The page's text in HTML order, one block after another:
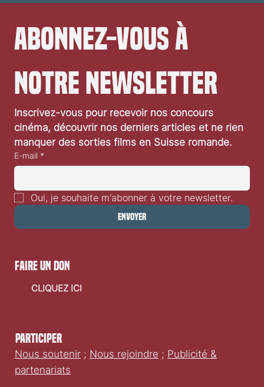
Abonnez-vous à
notre newsletter
Inscrivez-vous pour recevoir nos concours
cinéma, découvrir nos derniers articles et ne rien
manquer des sorties films en Suisse romande.
E-mail *
Oui, je souhaite m'abonner à votre newsletter.
Envoyer
Participer
Nous soutenir ; Nous rejoindre ; Publicité &
partenariats
faire un don
CLIQUEZ ICI